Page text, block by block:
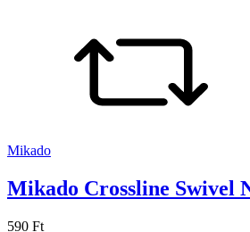
Mikado
Mikado Crossline Swivel
590 Ft